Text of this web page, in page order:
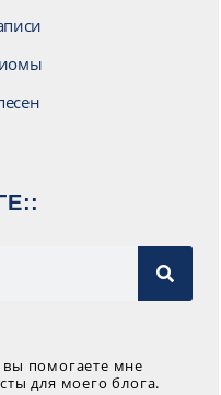
помогаете мне
для моего блога.